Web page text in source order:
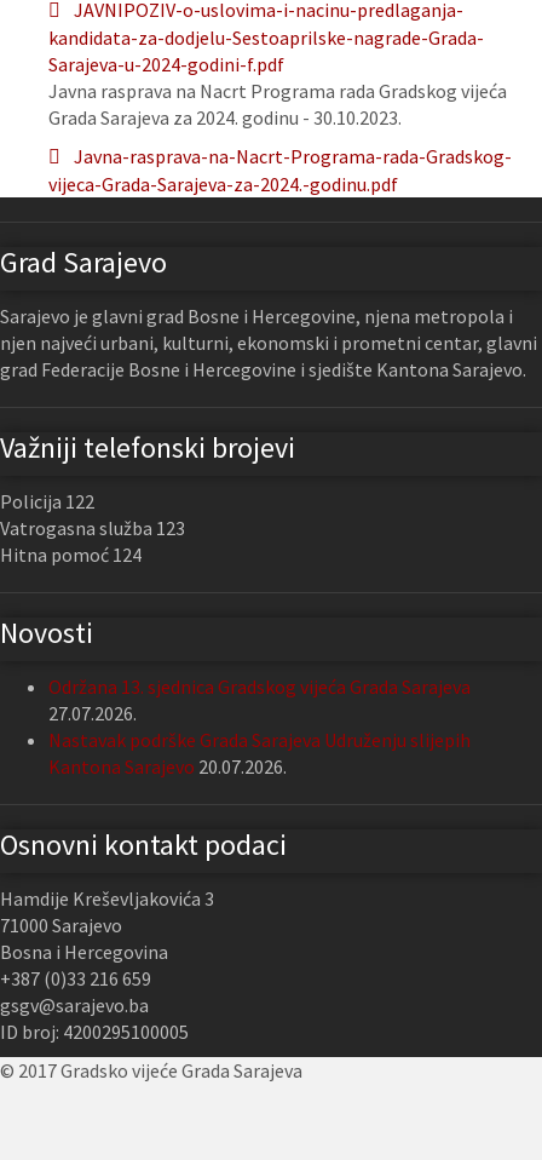
JAVNIPOZIV-o-uslovima-i-nacinu-predlaganja-
kandidata-za-dodjelu-Sestoaprilske-nagrade-Grada-
Sarajeva-u-2024-godini-f.pdf
Javna rasprava na Nacrt Programa rada Gradskog vijeća
Grada Sarajeva za 2024. godinu - 30.10.2023.
Javna-rasprava-na-Nacrt-Programa-rada-Gradskog-
vijeca-Grada-Sarajeva-za-2024.-godinu.pdf
Grad Sarajevo
Sarajevo je glavni grad Bosne i Hercegovine, njena metropola i
njen najveći urbani, kulturni, ekonomski i prometni centar, glavni
grad Federacije Bosne i Hercegovine i sjedište Kantona Sarajevo.
Važniji telefonski brojevi
Policija 122
Vatrogasna služba 123
Hitna pomoć 124
Novosti
Održana 13. sjednica Gradskog vijeća Grada Sarajeva
27.07.2026.
Nastavak podrške Grada Sarajeva Udruženju slijepih
Kantona Sarajevo 20.07.2026.
Osnovni kontakt podaci
Hamdije Kreševljakovića 3
71000 Sarajevo
Bosna i Hercegovina
+387 (0)33 216 659
gsgv@sarajevo.ba
ID broj: 4200295100005
© 2017 Gradsko vijeće Grada Sarajeva